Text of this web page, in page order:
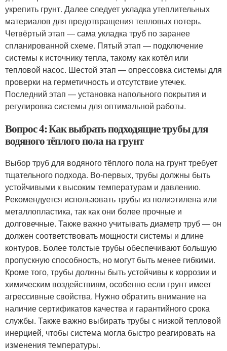
укрепить грунт. Далее следует укладка утеплительных
материалов для предотвращения тепловых потерь.
Четвёртый этап — сама укладка труб по заранее
спланированной схеме. Пятый этап — подключение
системы к источнику тепла, такому как котёл или
тепловой насос. Шестой этап — опрессовка системы для
проверки на герметичность и отсутствие утечек.
Последний этап — установка напольного покрытия и
регулировка системы для оптимальной работы.
Вопрос 4: Как выбрать подходящие трубы для
водяного тёплого пола на грунт
Выбор труб для водяного тёплого пола на грунт требует
тщательного подхода. Во-первых, трубы должны быть
устойчивыми к высоким температурам и давлению.
Рекомендуется использовать трубы из полиэтилена или
металлопластика, так как они более прочные и
долговечные. Также важно учитывать диаметр труб — он
должен соответствовать мощности системы и длине
контуров. Более толстые трубы обеспечивают большую
пропускную способность, но могут быть менее гибкими.
Кроме того, трубы должны быть устойчивы к коррозии и
химическим воздействиям, особенно если грунт имеет
агрессивные свойства. Нужно обратить внимание на
наличие сертификатов качества и гарантийного срока
службы. Также важно выбирать трубы с низкой тепловой
инерцией, чтобы система могла быстро реагировать на
изменения температуры.